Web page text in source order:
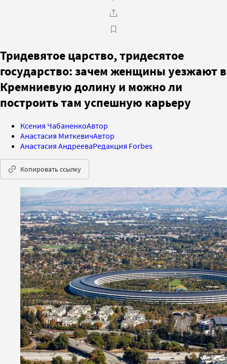
Тридевятое царство, тридесятое
государство: зачем женщины уезжают в
Кремниевую долину и можно ли
построить там успешную карьеру
Ксения ЧабаненкоАвтор
Анастасия МиткевичАвтор
Анастасия АндрееваРедакция Forbes
Копировать ссылку